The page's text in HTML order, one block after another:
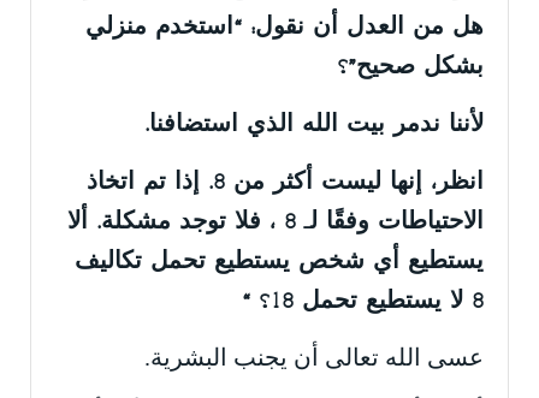
هل من العدل أن نقول: “استخدم منزلي
بشكل صحيح”؟
لأننا ندمر بيت الله الذي استضافنا.
انظر، إنها ليست أكثر من 8. إذا تم اتخاذ
الاحتياطات وفقًا لـ 8 ، فلا توجد مشكلة. ألا
يستطيع أي شخص يستطيع تحمل تكاليف
8 لا يستطيع تحمل 18؟ “
عسى الله تعالى أن يجنب البشرية.